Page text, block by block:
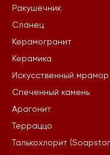
Ракушечник
Сланец
Керамогранит
Керамика
Искусственный мрамор
Спеченный камень
Арагонит
Терраццо
Талькохлорит